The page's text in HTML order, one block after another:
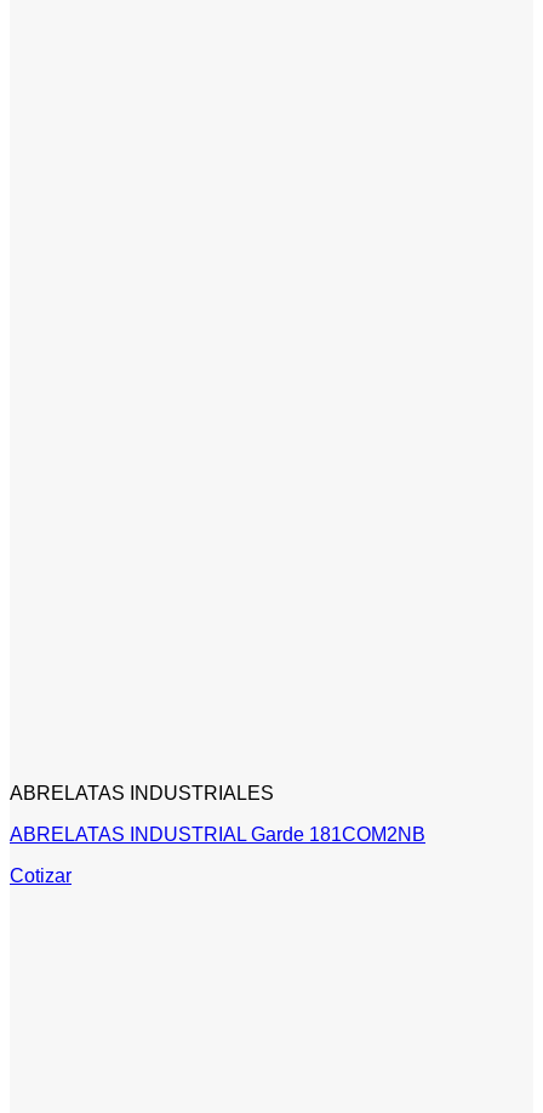
ABRELATAS INDUSTRIALES
ABRELATAS INDUSTRIAL Garde 181COM2NB
Cotizar